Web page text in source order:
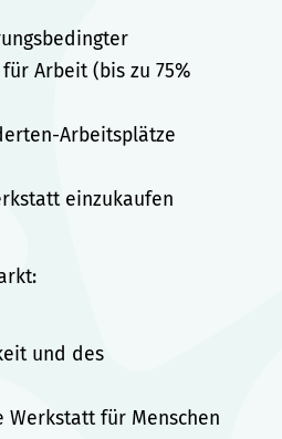
Arbeit (bis zu 75%
Arbeitsplätze
einzukaufen
und des
für Menschen